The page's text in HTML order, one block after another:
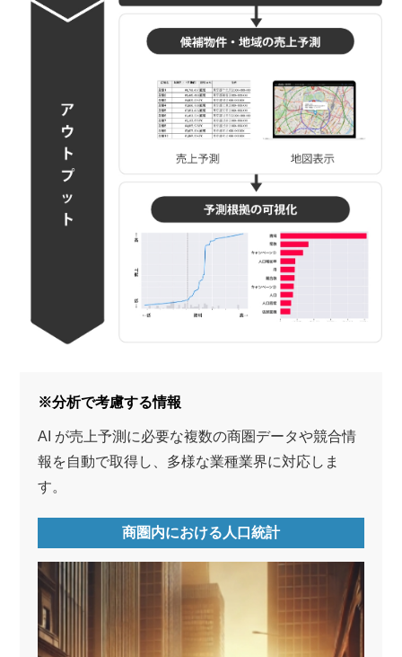
※分析で考慮する情報
AI が売上予測に必要な複数の商圏データや競合情
報を自動で取得し、多様な業種業界に対応しま
す。
商圏内における人口統計